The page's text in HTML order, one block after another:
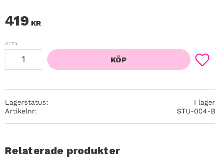
419 KR
Antal
KÖP
Lägg
Lagerstatus
I lager
Artikelnr
STU-004-B
Relaterade produkter